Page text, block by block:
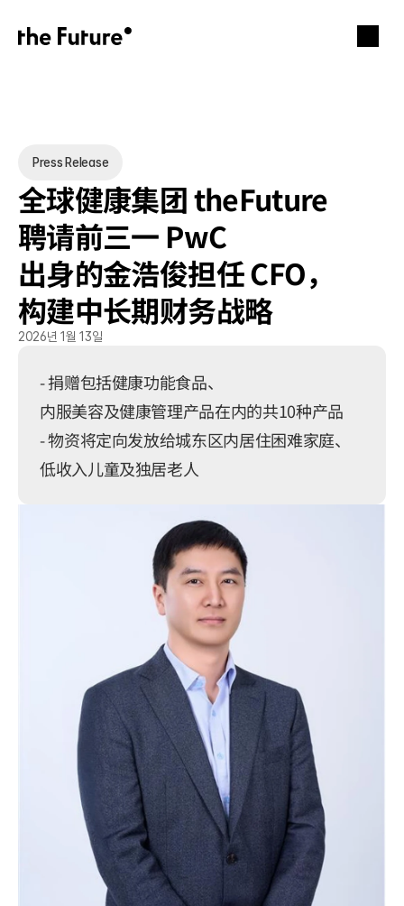
Press Release
全球健康集团 theFuture
聘请前三一 PwC
出身的金浩俊担任 CFO，
构建中长期财务战略
2026년 1월 13일
- 捐赠包括健康功能食品、
内服美容及健康管理产品在内的共10种产品
- 物资将定向发放给城东区内居住困难家庭、
低收入儿童及独居老人